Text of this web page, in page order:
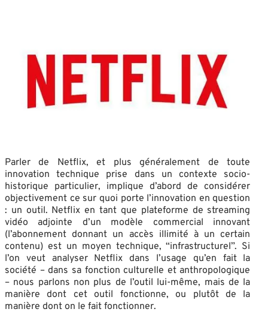
Parler de Netflix, et plus généralement de toute
innovation technique prise dans un contexte socio-
historique particulier, implique d’abord de considérer
objectivement ce sur quoi porte l’innovation en question
: un outil. Netflix en tant que plateforme de streaming
vidéo adjointe d’un modèle commercial innovant
(l’abonnement donnant un accès illimité à un certain
contenu) est un moyen technique, “infrastructurel”. Si
l’on veut analyser Netflix dans l’usage qu’en fait la
société – dans sa fonction culturelle et anthropologique
– nous parlons non plus de l’outil lui-même, mais de la
manière dont cet outil fonctionne, ou plutôt de la
manière dont on le fait fonctionner.